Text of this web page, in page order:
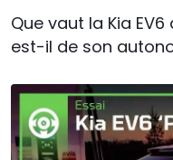
Que vaut la Kia
est-il de son
Par:Mael
23 Mar 2022à